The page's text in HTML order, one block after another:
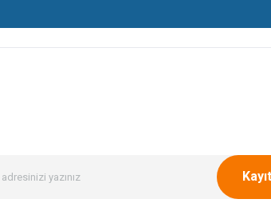
yetersiz gördüğünüz noktaları öneri formunu